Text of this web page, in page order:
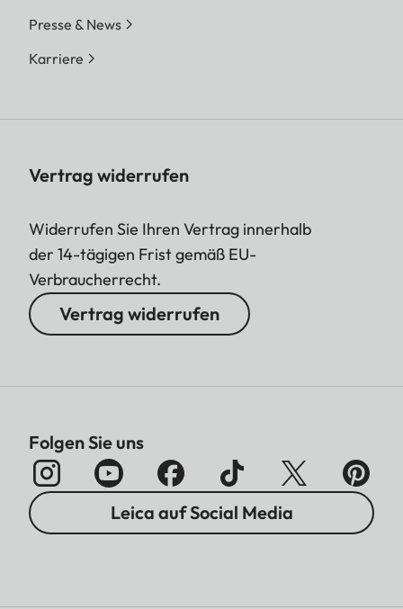
Presse & News
Karriere
Vertrag widerrufen
Widerrufen Sie Ihren Vertrag innerhalb
der 14-tägigen Frist gemäß EU-
Verbraucherrecht.
Vertrag widerrufen
Folgen Sie uns
Leica auf Social Media